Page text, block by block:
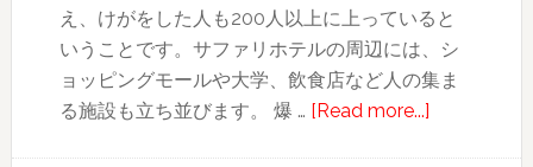
え、けがをした人も200人以上に上っていると
いうことです。サファリホテルの周辺には、シ
ョッピングモールや大学、飲食店など人の集ま
る施設も立ち並びます。 爆 … [Read more...]about